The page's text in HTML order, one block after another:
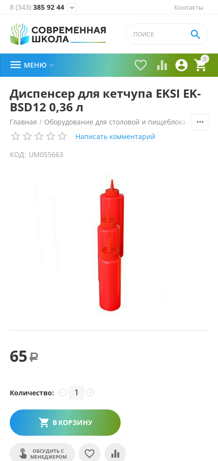
Контакты
8 (343) 385 92 44 
0


 

 МЕНЮ 
Диспенсер для кетчупа EKSI EK-
BSD12 0,36 л
Главная / Оборудование для столовой и пищеблока
Написать комментарий
КОД: UM055663
65 Р
Количество: +
−
В КОРЗИНУ
ОБСУДИТЬ С
МЕНЕДЖЕРОМ